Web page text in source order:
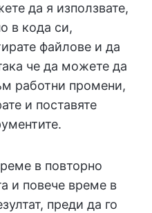
да я използвате,
в кода си,
файлове и да
че да можете да
работни промени,
и поставяте
в повторно
и повече време в
преди да го